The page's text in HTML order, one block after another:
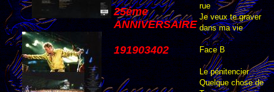
25éme
ANNIVERSAIRE
191903402
rue
Je veux te graver
dans ma vie
Face B
Le pénitencier
Quelque chose de